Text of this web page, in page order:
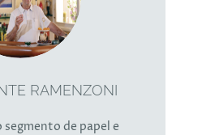
RAMENZONI
segmento de papel e